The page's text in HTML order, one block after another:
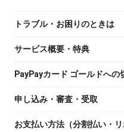
トラブル・お困りのときは
サービス概要・特典
PayPayカード ゴールドへの
申し込み・審査・受取
お支払い方法（分割払い・